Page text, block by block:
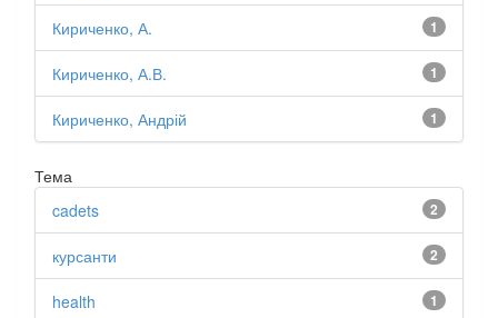
1
Кириченко, А.
1
Кириченко, А.В.
1
Кириченко, Андрій
Тема
2
cadets
2
курсанти
1
health